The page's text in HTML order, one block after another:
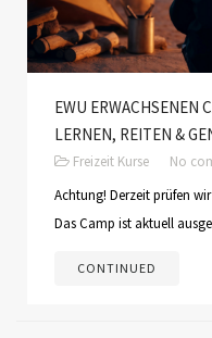
EWU ERWACHSENEN
LERNEN, REITEN &
Freizeit Kurse
No
Achtung! Derzeit prüfen
Das Camp ist aktuell
CONTINUED